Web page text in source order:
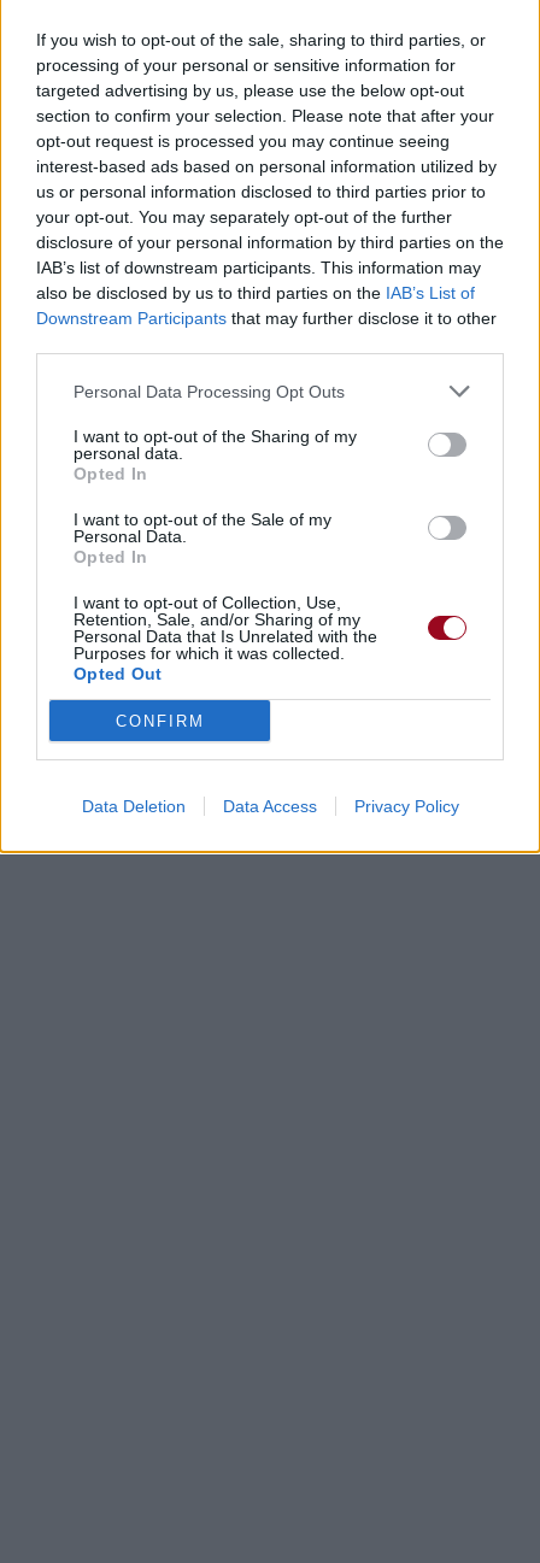
If you wish to opt-out of the sale, sharing to third parties, or
processing of your personal or sensitive information for
targeted advertising by us, please use the below opt-out
section to confirm your selection. Please note that after your
opt-out request is processed you may continue seeing
interest-based ads based on personal information utilized by
us or personal information disclosed to third parties prior to
your opt-out. You may separately opt-out of the further
disclosure of your personal information by third parties on the
IAB’s list of downstream participants. This information may
also be disclosed by us to third parties on the IAB’s List of
Downstream Participants that may further disclose it to other
Personal Data Processing Opt Outs
I want to opt-out of the Sharing of my
personal data.
Opted In
I want to opt-out of the Sale of my
Personal Data.
Opted In
I want to opt-out of Collection, Use,
Retention, Sale, and/or Sharing of my
Personal Data that Is Unrelated with the
Purposes for which it was collected.
Opted Out
CONFIRM
Data Deletion Data Access Privacy Policy
Concert/Live Concert/Live Concert/Live
Concert/Live
⇑
Paroles + Traduction Téléchargement
Vidéos
Commentaires
Dire «merci» pour cette traduction Corriger une erreur